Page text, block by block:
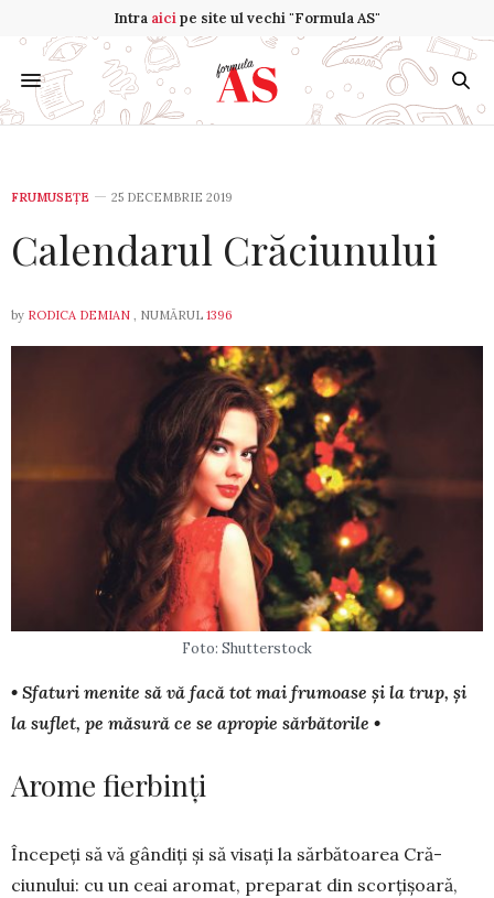
Intra aicipe site ul vechi "Formula AS"
FRUMUSEȚE 25 DECEMBRIE 2019
Calendarul Crăciunului
by RODICA DEMIAN , NUMĂRUL 1396
Foto: Shutterstock
• Sfaturi menite să vă facă tot mai frumoase și la trup, și
la suflet, pe măsură ce se apropie sărbătorile •
Arome fierbinți
Începeți să vă gândiți și să visați la sărbătoarea Cră­
ciunului: cu un ceai aromat, pre­pa­rat din scorți­șoară,